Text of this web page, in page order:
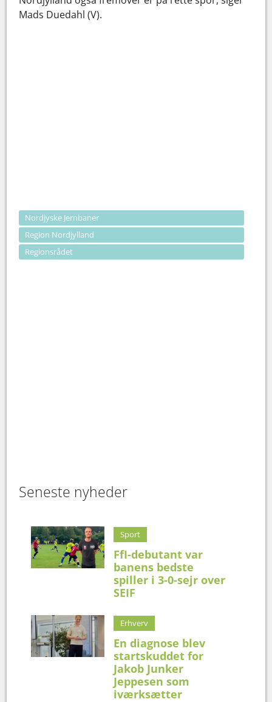
Mads Duedahl (V).
Nordjyske Jernbaner
Region Nordjylland
Regionsrådet
Seneste nyheder
Sport
FfI-debutant var
banens bedste
spiller i 3-0-sejr over
SEIF
Erhverv
En diagnose blev
startskuddet for
Jakob Junker
Jeppesen som
iværksætter